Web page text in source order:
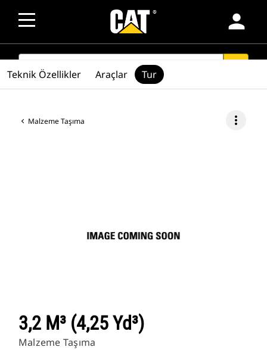
person
SEARCH
Malzeme Taşıma more_vert
3,2 M³ (4,25 Yd³)
Malzeme Taşıma
Teknik Özellikler Araçlar Tur